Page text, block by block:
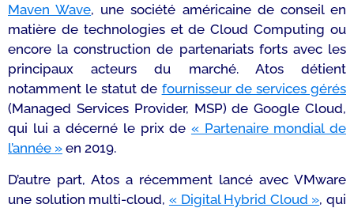
Maven Wave, une société américaine de conseil en
matière de technologies et de Cloud Computing ou
encore la construction de partenariats forts avec les
principaux acteurs du marché. Atos détient
notamment le statut de fournisseur de services gérés
(Managed Services Provider, MSP) de Google Cloud,
qui lui a décerné le prix de « Partenaire mondial de
l’année » en 2019.
D’autre part, Atos a récemment lancé avec VMware
une solution multi-cloud, « Digital Hybrid Cloud », qui